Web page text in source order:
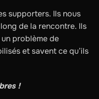
supporters. Ils nous
de la rencontre. Ils
problème de
et savent ce qu’ils
!